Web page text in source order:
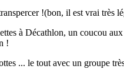
!(bon, il est vrai très
à Décathlon, un coucou
!
... le tout avec un groupe